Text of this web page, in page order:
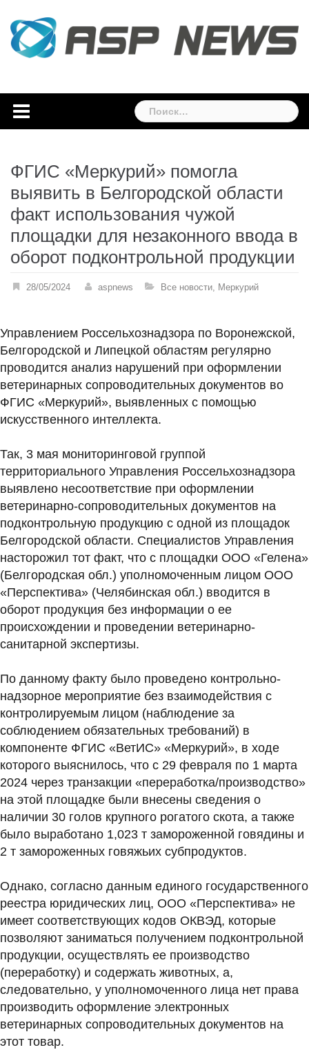
content
Найти:
ФГИС «Меркурий» помогла
выявить в Белгородской области
факт использования чужой
площадки для незаконного ввода в
оборот подконтрольной продукции
28/05/2024 aspnews Все новости, Меркурий
Управлением Россельхознадзора по Воронежской,
Белгородской и Липецкой областям регулярно
проводится анализ нарушений при оформлении
ветеринарных сопроводительных документов во
ФГИС «Меркурий», выявленных с помощью
искусственного интеллекта.
Так, 3 мая мониторинговой группой
территориального Управления Россельхознадзора
выявлено несоответствие при оформлении
ветеринарно-сопроводительных документов на
подконтрольную продукцию с одной из площадок
Белгородской области. Специалистов Управления
насторожил тот факт, что с площадки ООО «Гелена»
(Белгородская обл.) уполномоченным лицом ООО
«Перспектива» (Челябинская обл.) вводится в
оборот продукция без информации о ее
происхождении и проведении ветеринарно-
санитарной экспертизы.
По данному факту было проведено контрольно-
надзорное мероприятие без взаимодействия с
контролируемым лицом (наблюдение за
соблюдением обязательных требований) в
компоненте ФГИС «ВетИС» «Меркурий», в ходе
которого выяснилось, что с 29 февраля по 1 марта
2024 через транзакции «переработка/производство»
на этой площадке были внесены сведения о
наличии 30 голов крупного рогатого скота, а также
было выработано 1,023 т замороженной говядины и
2 т замороженных говяжьих субпродуктов.
Однако, согласно данным единого государственного
реестра юридических лиц, ООО «Перспектива» не
имеет соответствующих кодов ОКВЭД, которые
позволяют заниматься получением подконтрольной
продукции, осуществлять ее производство
(переработку) и содержать животных, а,
следовательно, у уполномоченного лица нет права
производить оформление электронных
ветеринарных сопроводительных документов на
этот товар.